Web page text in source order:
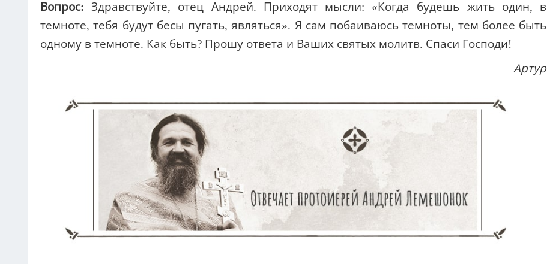
Вопрос:Здравствуйте, отец Андрей. Приходят мысли: «Когда будешь жить один, в
темноте, тебя будут бесы пугать, являться». Я сам побаиваюсь темноты, тем более быть
одному в темноте. Как быть? Прошу ответа и Ваших святых молитв. Спаси Господи!
Артур